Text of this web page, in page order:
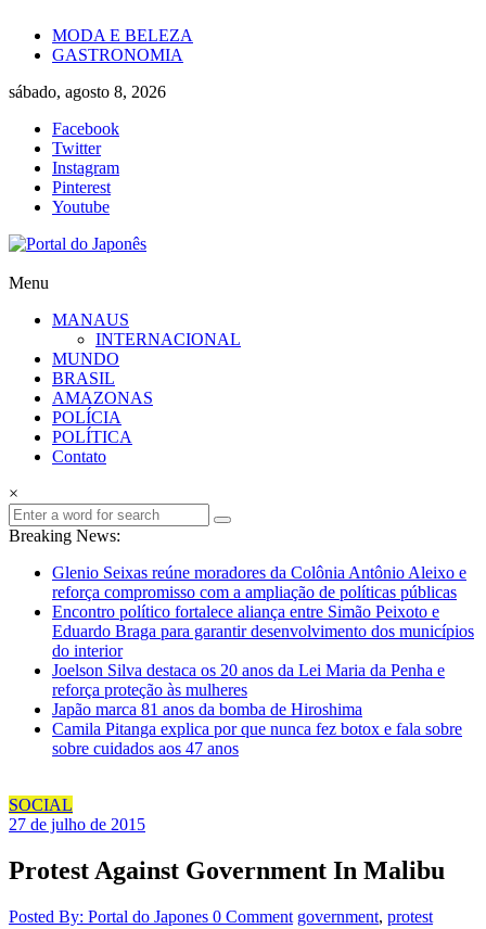
content
MODA E BELEZA
GASTRONOMIA
sábado, agosto 8, 2026
Facebook
Twitter
Instagram
Pinterest
Youtube
Portal
Japonês
Japão
mais
perto
Menu
MANAUS
INTERNACIONAL
MUNDO
BRASIL
AMAZONAS
POLÍCIA
POLÍTICA
Contato
×
Breaking News:
Glenio Seixas reúne moradores da Colônia Antônio Aleixo e
reforça compromisso com a ampliação de políticas públicas
Encontro político fortalece aliança entre Simão Peixoto e
Eduardo Braga para garantir desenvolvimento dos municípios
do interior
Joelson Silva destaca os 20 anos da Lei Maria da Penha e
reforça proteção às mulheres
Japão marca 81 anos da bomba de Hiroshima
Camila Pitanga explica por que nunca fez botox e fala sobre
sobre cuidados aos 47 anos
SOCIAL
27 de julho de 2015
Protest Against Government In Malibu
Posted By: Portal do Japones 0 Comment government, protest